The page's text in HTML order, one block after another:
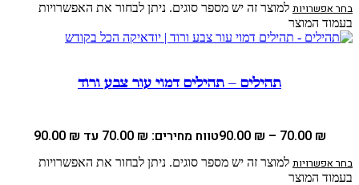
בחר אפשרויות למוצר זה יש מספר סוגים. ניתן לבחור את האפשרויות
בעמוד המוצר
תהילים – תהילים דמוי עור צבע ורוד
70.00 ₪
–
90.00 ₪ טווח מחירים: ⁦70.00 ₪⁩ עד ⁦90.00 ₪⁩
בחר אפשרויות למוצר זה יש מספר סוגים. ניתן לבחור את האפשרויות
בעמוד המוצר